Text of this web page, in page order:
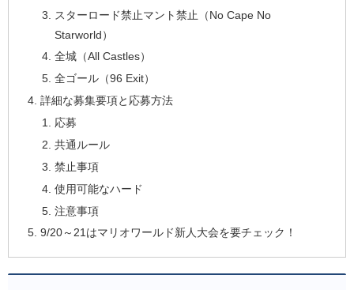
スターロード禁止マント禁止（No Cape No
Starworld）
全城（All Castles）
全ゴール（96 Exit）
詳細な募集要項と応募方法
応募
共通ルール
禁止事項
使用可能なハード
注意事項
9/20～21はマリオワールド新人大会を要チェック！